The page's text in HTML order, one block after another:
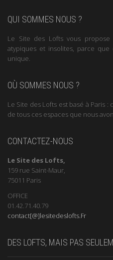
QUI SOMMES NOUS ?
Le Site des Lofts vous
atypiques et insolites, parce que
unique.
OÙ SOMMES NOUS ?
Le Site des Lofts est basé à Paris :
de tous ces espaces que nous
CONTACTEZ-NOUS
Le Site des Lofts,
159 rue Saint-Maur,
75011 Paris
OFFICE
01.42.71.40.79
contact[@]lesitedeslofts.Fr
DES LOFTS, MAIS PAS